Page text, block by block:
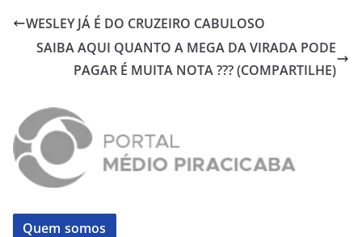
WESLEY JÁ É DO CRUZEIRO CABULOSO
SAIBA AQUI QUANTO A MEGA DA VIRADA PODE
PAGAR É MUITA NOTA ??? (COMPARTILHE)
Quem somos